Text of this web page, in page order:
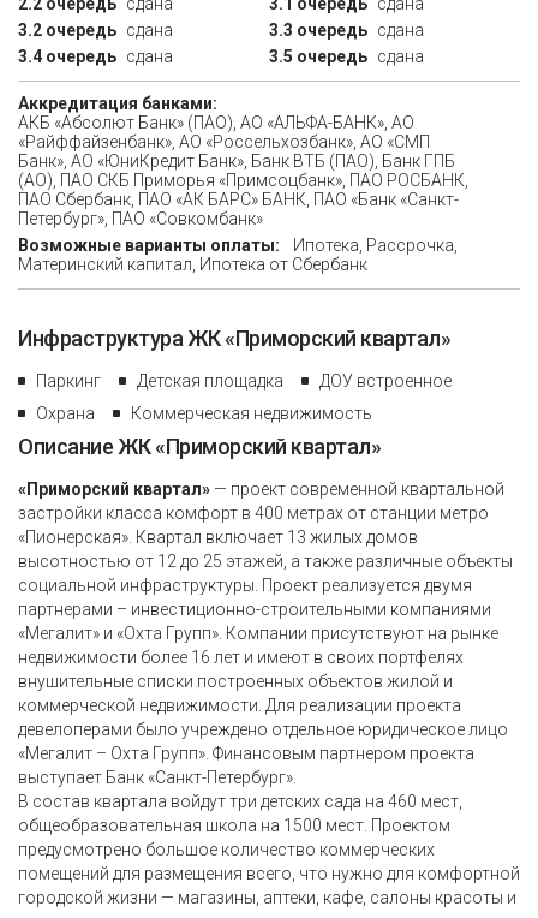
3.2 очередь сдана 3.3 очередь сдана
3.4 очередь сдана 3.5 очередь сдана
Аккредитация банками:
АКБ «Абсолют Банк» (ПАО), АО «АЛЬФА-БАНК», АО
«Райффайзенбанк», АО «Россельхозбанк», АО «СМП
Банк», АО «ЮниКредит Банк», Банк ВТБ (ПАО), Банк ГПБ
(АО), ПАО CКБ Приморья «Примсоцбанк», ПАО РОСБАНК,
ПАО Сбербанк, ПАО «АК БАРС» БАНК, ПАО «Банк «Санкт-
Петербург», ПАО «Совкомбанк»
Возможные варианты оплаты:
Ипотека, Рассрочка,
Материнский капитал, Ипотека от Сбербанк
Инфраструктура ЖК «Приморский квартал»
Паркинг Детская площадка
ДОУ встроенное
Охрана
Коммерческая недвижимость
Описание ЖК «Приморский квартал»
«Приморский квартал» — проект современной квартальной
застройки класса комфорт в 400 метрах от станции метро
«Пионерская». Квартал включает 13 жилых домов
высотностью от 12 до 25 этажей, а также различные объекты
социальной инфраструктуры. Проект реализуется двумя
партнерами – инвестиционно-строительными компаниями
«Мегалит» и «Охта Групп». Компании присутствуют на рынке
недвижимости более 16 лет и имеют в своих портфелях
внушительные списки построенных объектов жилой и
коммерческой недвижимости. Для реализации проекта
девелоперами было учреждено отдельное юридическое лицо
«Мегалит – Охта Групп». Финансовым партнером проекта
выступает Банк «Санкт-Петербург».
В состав квартала войдут три детских сада на 460 мест,
общеобразовательная школа на 1500 мест. Проектом
предусмотрено большое количество коммерческих
помещений для размещения всего, что нужно для комфортной
городской жизни — магазины, аптеки, кафе, салоны красоты и